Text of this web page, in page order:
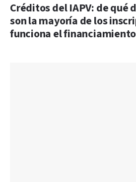
Créditos del IAPV: de qué
son la mayoría de los
funciona el financiamiento